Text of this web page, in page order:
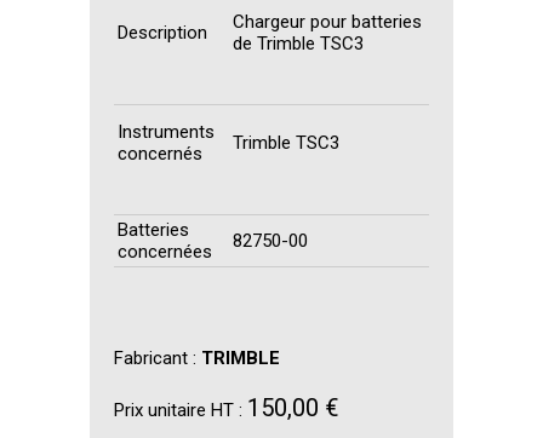
Description
Chargeur pour batteries
de Trimble TSC3
Instruments
concernés
Trimble TSC3
Batteries
concernées
82750-00
Fabricant : TRIMBLE
Prix unitaire HT : 150,00 €